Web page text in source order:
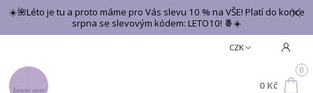
☀️🌺Léto je tu a proto máme pro Vás slevu 10 % na VŠE! Platí do konce
srpna se slevovým kódem: LETO10! 🍍☀️
CZK
0
0 Kč